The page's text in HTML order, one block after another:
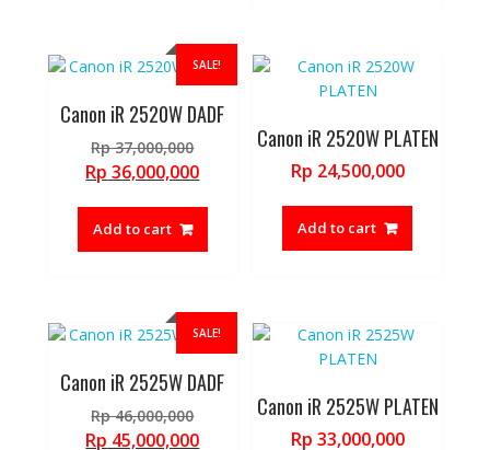
SALE!
Canon iR 2520W DADF
Rp37,000,000Original
price
Rp 37,000,000.
Rp 36,000,000Current
Add to cart
Canon iR 2520W PLATEN
Rp 24,500,000
Add to cart
SALE!
Canon iR 2525W DADF
Rp46,000,000Original
price
Rp 45,000,000Current
Canon iR 2525W PLATEN
Rp 33,000,000